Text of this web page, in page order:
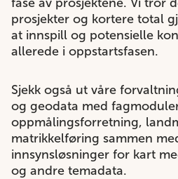
prosjekter og kortere total
at innspill og potensielle
allerede i oppstartsfasen.
Sjekk også ut våre
og geodata med
oppmålingsforretning,
matrikkelføring sammen
innsynsløsninger for kart
og andre temadata.